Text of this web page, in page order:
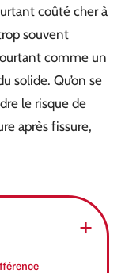
coûté cher à
souvent
comme un
solide. Qu’on se
le risque de
après fissure,